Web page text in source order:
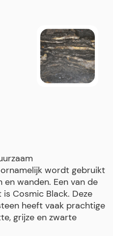
wordt gebruikt
wanden. Een van de
Cosmic Black. Deze
heeft vaak prachtige
grijze en zwarte